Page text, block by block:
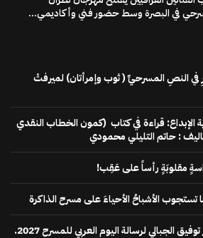
في البصرة وسط حضور فني وأكاديمي...
النصِ المسرحيِّ ( ثوب وإمرأتان) لميرفتْ
الإبداع: قراءة في كتاب (كمون الخطاب النقدي
تاليف : حاتم التليلي محمودي
مقلوبَةٍ رأساً على عَقِب!
الأشباحُ الأحياءَ على مسرح الذاكرة
الجبالي لرسالة اليوم العربي للمسرح 2027.